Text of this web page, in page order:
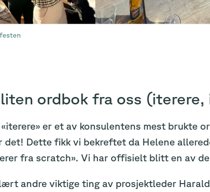
ordbok fra oss (iterere,
er et av konsulentens mest brukte
det! Dette fikk vi bekreftet da Helene
fra scratch». Vi har offisielt blitt en av
andre viktige ting av prosjektleder